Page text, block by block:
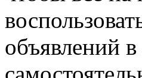
объявлений